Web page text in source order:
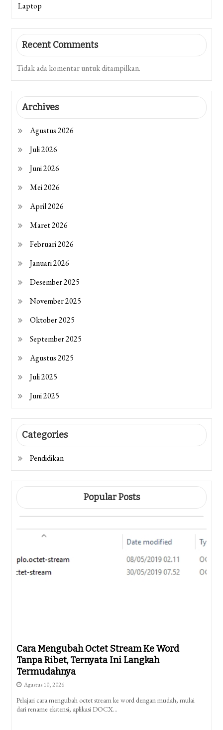
Laptop
Recent Comments
Tidak ada komentar untuk ditampilkan.
Archives
Agustus 2026
Juli 2026
Juni 2026
Mei 2026
April 2026
Maret 2026
Februari 2026
Januari 2026
Desember 2025
November 2025
Oktober 2025
September 2025
Agustus 2025
Juli 2025
Juni 2025
Categories
Pendidikan
Popular Posts
Cara Mengubah Octet Stream Ke Word
Tanpa Ribet, Ternyata Ini Langkah
Termudahnya
Agustus 10, 2026
Pelajari cara mengubah octet stream ke word dengan mudah, mulai
dari rename ekstensi, aplikasi DOCX…